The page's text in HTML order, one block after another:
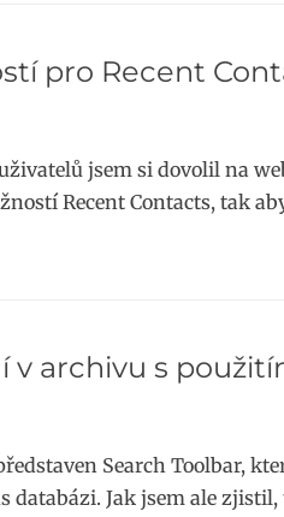
pro Recent
jsem si dovolil na
Recent Contacts, tak
v archivu s
Search Toolbar,
databázi. Jak jsem ale